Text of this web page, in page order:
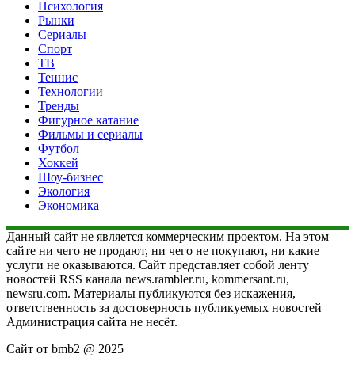
Психология
Рынки
Сериалы
Спорт
ТВ
Теннис
Технологии
Тренды
Фигурное катание
Фильмы и сериалы
Футбол
Хоккей
Шоу-бизнес
Экология
Экономика
Данный сайт не является коммерческим проектом. На этом
сайте ни чего не продают, ни чего не покупают, ни какие
услуги не оказываются. Сайт представляет собой ленту
новостей RSS канала news.rambler.ru, kommersant.ru,
newsru.com. Материалы публикуются без искажения,
ответственность за достоверность публикуемых новостей
Администрация сайта не несёт.
Сайт от bmb2 @ 2025